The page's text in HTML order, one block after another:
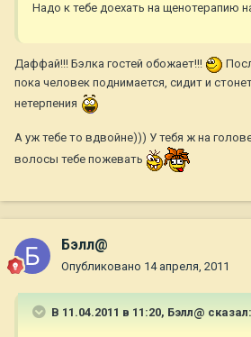
Надо к тебе доехать на щенотерапию
Даффай!!! Бэлка гостей обожает!!!
пока человек поднимается, сидит и
нетерпения
А уж тебе то вдвойне))) У тебя ж на
волосы тебе пожевать
Бэлл@
Опубликовано 14 апреля, 2011
В 11.04.2011 в 11:20, Бэлл@ сказал: